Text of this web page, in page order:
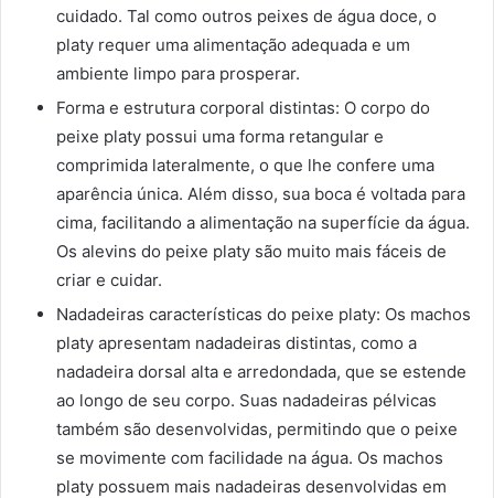
cuidado. Tal como outros peixes de água doce, o
platy requer uma alimentação adequada e um
ambiente limpo para prosperar.
Forma e estrutura corporal distintas: O corpo do
peixe platy possui uma forma retangular e
comprimida lateralmente, o que lhe confere uma
aparência única. Além disso, sua boca é voltada para
cima, facilitando a alimentação na superfície da água.
Os alevins do peixe platy são muito mais fáceis de
criar e cuidar.
Nadadeiras características do peixe platy: Os machos
platy apresentam nadadeiras distintas, como a
nadadeira dorsal alta e arredondada, que se estende
ao longo de seu corpo. Suas nadadeiras pélvicas
também são desenvolvidas, permitindo que o peixe
se movimente com facilidade na água. Os machos
platy possuem mais nadadeiras desenvolvidas em